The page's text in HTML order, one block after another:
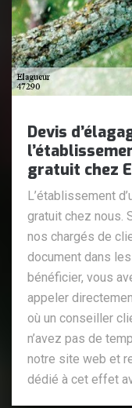
Devis
gratuit chez
L’établissement
gratuit chez nous.
nos chargés de
document dans
bénéficier, vous
appeler
où un conseiller
n’avez pas de
notre site web et
dédié à cet effet